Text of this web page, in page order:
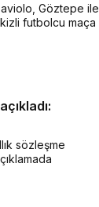
Göztepe ile
futbolcu maça
sözleşme